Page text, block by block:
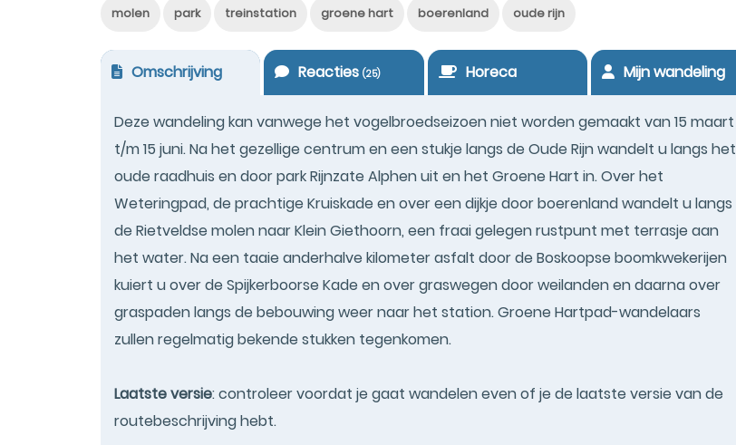
molen park treinstation groene hart boerenland oude rijn
Omschrijving Reacties(25) Horeca Mijn wandeling
Deze wandeling kan vanwege het vogelbroedseizoen niet worden gemaakt van 15 maart
t/m 15 juni. Na het gezellige centrum en een stukje langs de Oude Rijn wandelt u langs het
oude raadhuis en door park Rijnzate Alphen uit en het Groene Hart in. Over het
Weteringpad, de prachtige Kruiskade en over een dijkje door boerenland wandelt u langs
de Rietveldse molen naar Klein Giethoorn, een fraai gelegen rustpunt met terrasje aan
het water. Na een taaie anderhalve kilometer asfalt door de Boskoopse boomkwekerijen
kuiert u over de Spijkerboorse Kade en over graswegen door weilanden en daarna over
graspaden langs de bebouwing weer naar het station. Groene Hartpad-wandelaars
zullen regelmatig bekende stukken tegenkomen.
Laatste versie: controleer voordat je gaat wandelen even of je de laatste versie van de
routebeschrijving hebt.